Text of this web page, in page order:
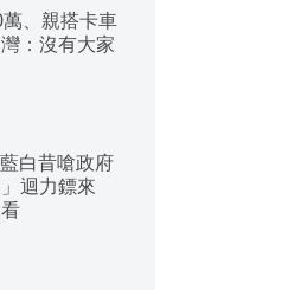
、親搭卡車
：沒有大家
白昔嗆政府
迴力鏢來